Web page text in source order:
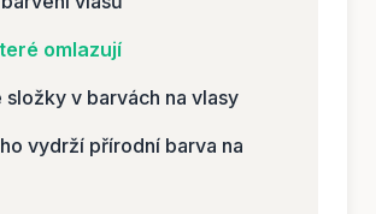
omlazují
složky v barvách na vlasy
vydrží přírodní barva na